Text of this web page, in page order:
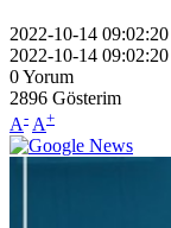
2022-10-14 09:02:20
2022-10-14 09:02:20
0Yorum
2896 Gösterim
A- A+